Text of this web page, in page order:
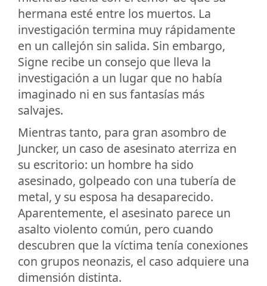
hermana esté entre los muertos. La
investigación termina muy rápidamente
en un callejón sin salida. Sin embargo,
Signe recibe un consejo que lleva la
investigación a un lugar que no había
imaginado ni en sus fantasías más
salvajes.
Mientras tanto, para gran asombro de
Juncker, un caso de asesinato aterriza en
su escritorio: un hombre ha sido
asesinado, golpeado con una tubería de
metal, y su esposa ha desaparecido.
Aparentemente, el asesinato parece un
asalto violento común, pero cuando
descubren que la víctima tenía conexiones
con grupos neonazis, el caso adquiere una
dimensión distinta.